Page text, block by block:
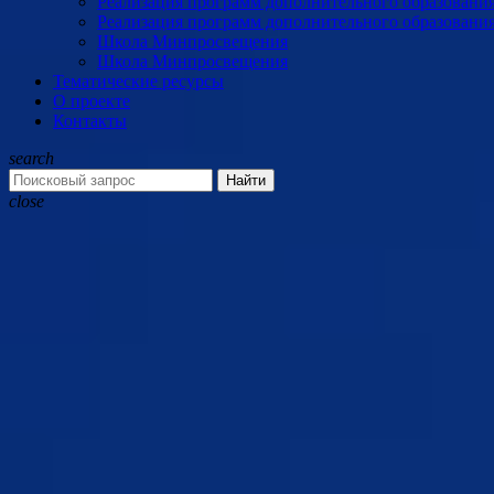
Реализация программ дополнительного
Школа Минпросвещения
Школа Минпросвещения
Тематические ресурсы
О проекте
Контакты
search
Найти
close